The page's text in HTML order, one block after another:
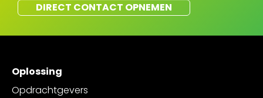
DIRECT CONTACT OPNEMEN
Oplossing
Opdrachtgevers